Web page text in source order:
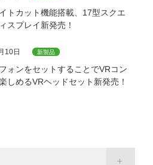
トカット機能搭載、17型スクエ
スプレイ新発売！
10日 新製品
ォンをセットすることでVRコン
しめるVRヘッドセット新発売！